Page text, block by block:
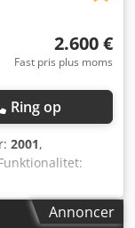
2.600 €
Fast pris plus moms
Ring op
2001,
– Hurtig
omdr./min.
til mange
Annoncer